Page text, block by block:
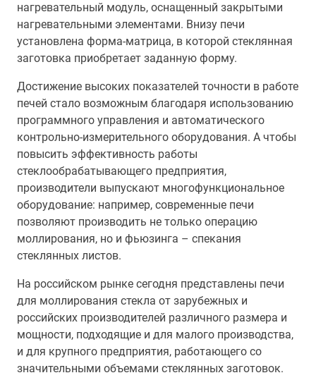
нагревательный модуль, оснащенный закрытыми
нагревательными элементами. Внизу печи
установлена форма-матрица, в которой стеклянная
заготовка приобретает заданную форму.
Достижение высоких показателей точности в работе
печей стало возможным благодаря использованию
программного управления и автоматического
контрольно-измерительного оборудования. А чтобы
повысить эффективность работы
стеклообрабатывающего предприятия,
производители выпускают многофункциональное
оборудование: например, современные печи
позволяют производить не только операцию
моллирования, но и фьюзинга – спекания
стеклянных листов.
На российском рынке сегодня представлены печи
для моллирования стекла от зарубежных и
российских производителей различного размера и
мощности, подходящие и для малого производства,
и для крупного предприятия, работающего со
значительными объемами стеклянных заготовок.